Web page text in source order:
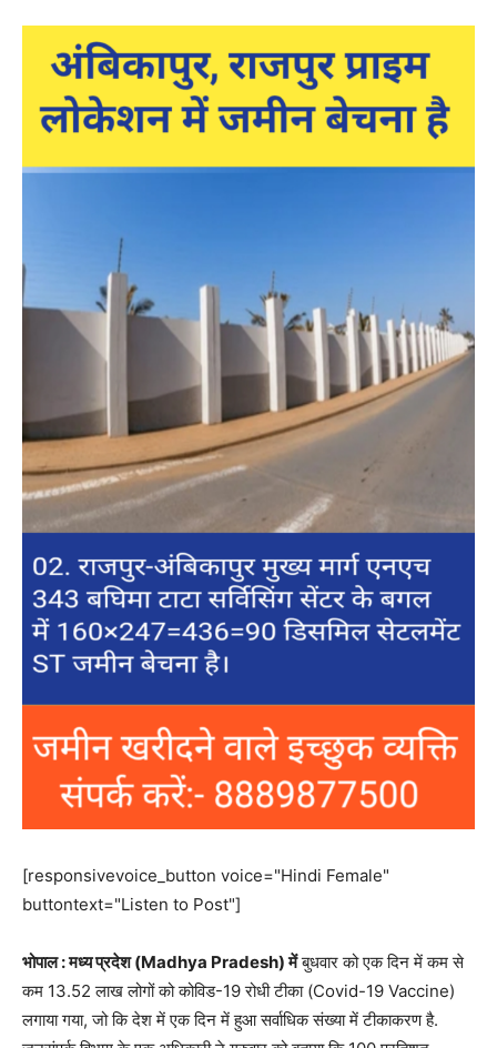
[responsivevoice_button voice="Hindi Female"
buttontext="Listen to Post"]
भोपाल : मध्य प्रदेश (Madhya Pradesh) मेंबुधवार को एक दिन में कम से
कम 13.52 लाख लोगों को कोविड-19 रोधी टीका (Covid-19 Vaccine)
लगाया गया, जो कि देश में एक दिन में हुआ सर्वाधिक संख्या में टीकाकरण है.